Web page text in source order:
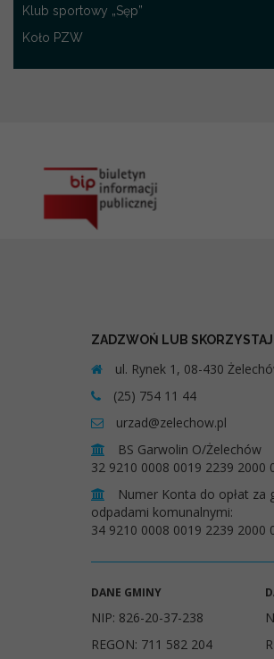
Klub sportowy „Sęp”
Koło PZW
ZADZWOŃ LUB
ul. Rynek 1, 08-430
(25) 754 11 44
urzad@zelechow.pl
BS Garwolin O/Żelechów
32 9210 0008 0019 2239 2000
Numer Konta do opłat za
odpadami komunalnymi:
34 9210 0008 0019 2239 2000
DANE GMINY
NIP: 826-20-37-238
REGON: 711 582 204